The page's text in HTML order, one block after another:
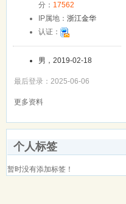
分： 17562
IP属地： 浙江金华
认证：
男，2019-02-18
最后登录：2025-06-06
更多资料
个人标签
暂时没有添加标签！